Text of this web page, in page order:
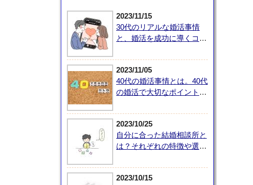
2023/11/15
30代のリアルな婚活事情
と、婚活を成功に導くコツ
2023/11/05
40代の婚活事情とは。40代
の婚活で大切なポイントを
2023/10/25
自分に合った結婚相談所と
は？それぞれの特徴や選び
2023/10/15